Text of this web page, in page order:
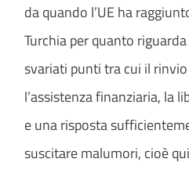
da quando l’UE ha
Turchia per quanto
svariati punti tra cui il
l’assistenza finanziaria, la
e una risposta
suscitare malumori, cioè